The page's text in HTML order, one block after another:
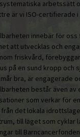
arbetssätt
är vi ISO-certifierade
innebär för
att utvecklas och
friskvård,
på en sund kropp och
bra, är engagerade
består även av
som verkar för
från det lokala
till laget som cyklar
till